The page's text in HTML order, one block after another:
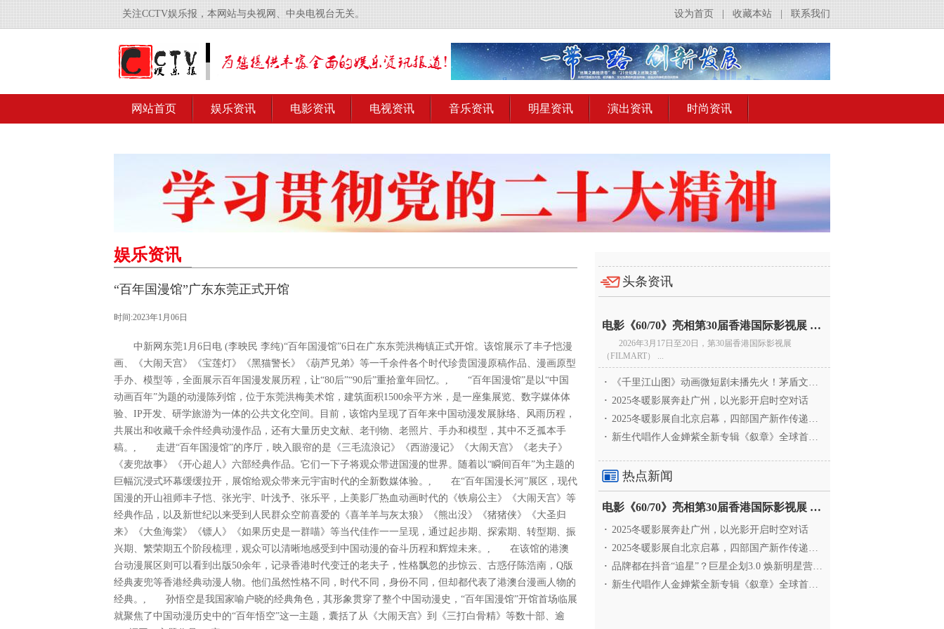
关注CCTV娱乐报，本网站与央视网、中央电视台无关。 联系我们
收藏本站
设为首页
网站首页 娱乐资讯 电影资讯 电视资讯 音乐资讯 明星资讯 演出资讯 时尚资讯
娱乐资讯
“百年国漫馆”广东东莞正式开馆
时间:2023年1月06日
中新网东莞1月6日电 (李映民 李纯)“百年国漫馆”6日在广东东莞洪梅镇正式开馆。该馆展示了丰子恺漫
画、《大闹天宫》《宝莲灯》《黑猫警长》《葫芦兄弟》等一千余件各个时代珍贵国漫原稿作品、漫画原型
手办、模型等，全面展示百年国漫发展历程，让“80后”“90后”重拾童年回忆。, “百年国漫馆”是以“中国
动画百年”为题的动漫陈列馆，位于东莞洪梅美术馆，建筑面积1500余平方米，是一座集展览、数字媒体体
验、IP开发、研学旅游为一体的公共文化空间。目前，该馆内呈现了百年来中国动漫发展脉络、风雨历程，
共展出和收藏千余件经典动漫作品，还有大量历史文献、老刊物、老照片、手办和模型，其中不乏孤本手
稿。, 走进“百年国漫馆”的序厅，映入眼帘的是《三毛流浪记》《西游漫记》《大闹天宫》《老夫子》
《麦兜故事》《开心超人》六部经典作品。它们一下子将观众带进国漫的世界。随着以“瞬间百年”为主题的
巨幅沉浸式环幕缓缓拉开，展馆给观众带来元宇宙时代的全新数媒体验。, 在“百年国漫长河”展区，现代
国漫的开山祖师丰子恺、张光宇、叶浅予、张乐平，上美影厂热血动画时代的《铁扇公主》《大闹天宫》等
经典作品，以及新世纪以来受到人民群众空前喜爱的《喜羊羊与灰太狼》《熊出没》《猪猪侠》《大圣归
来》《大鱼海棠》《镖人》《如果历史是一群喵》等当代佳作一一呈现，通过起步期、探索期、转型期、振
兴期、繁荣期五个阶段梳理，观众可以清晰地感受到中国动漫的奋斗历程和辉煌未来。, 在该馆的港澳
台动漫展区则可以看到出版50余年，记录香港时代变迁的老夫子，性格飘忽的步惊云、古惑仔陈浩南，Q版
经典麦兜等香港经典动漫人物。他们虽然性格不同，时代不同，身份不同，但却都代表了港澳台漫画人物的
经典。, 孙悟空是我国家喻户晓的经典角色，其形象贯穿了整个中国动漫史，“百年国漫馆”开馆首场临展
就聚焦了中国动漫历史中的“百年悟空”这一主题，囊括了从《大闹天宫》到《三打白骨精》等数十部、逾
头条资讯
电影《60/70》亮相第30届香港国际影视展 冲刺戛纳备
2026年3月17日至20日，第30届香港国际影视展
（FILMART） ...
·
《千里江山图》动画微短剧未播先火！茅盾文学奖IP首
· 2025冬暖影展奔赴广州，以光影开启时空对话
· 2025冬暖影展自北京启幕，四部国产新作传递银幕温情
· 新生代唱作人金婵紫全新专辑《叙章》全球首发，颠覆
热点新闻
电影《60/70》亮相第30届香港国际影视展 冲刺戛纳备
· 2025冬暖影展奔赴广州，以光影开启时空对话
· 2025冬暖影展自北京启幕，四部国产新作传递银幕温情
· 品牌都在抖音“追星”？巨星企划3.0 焕新明星营销，让
· 新生代唱作人金婵紫全新专辑《叙章》全球首发，颠覆